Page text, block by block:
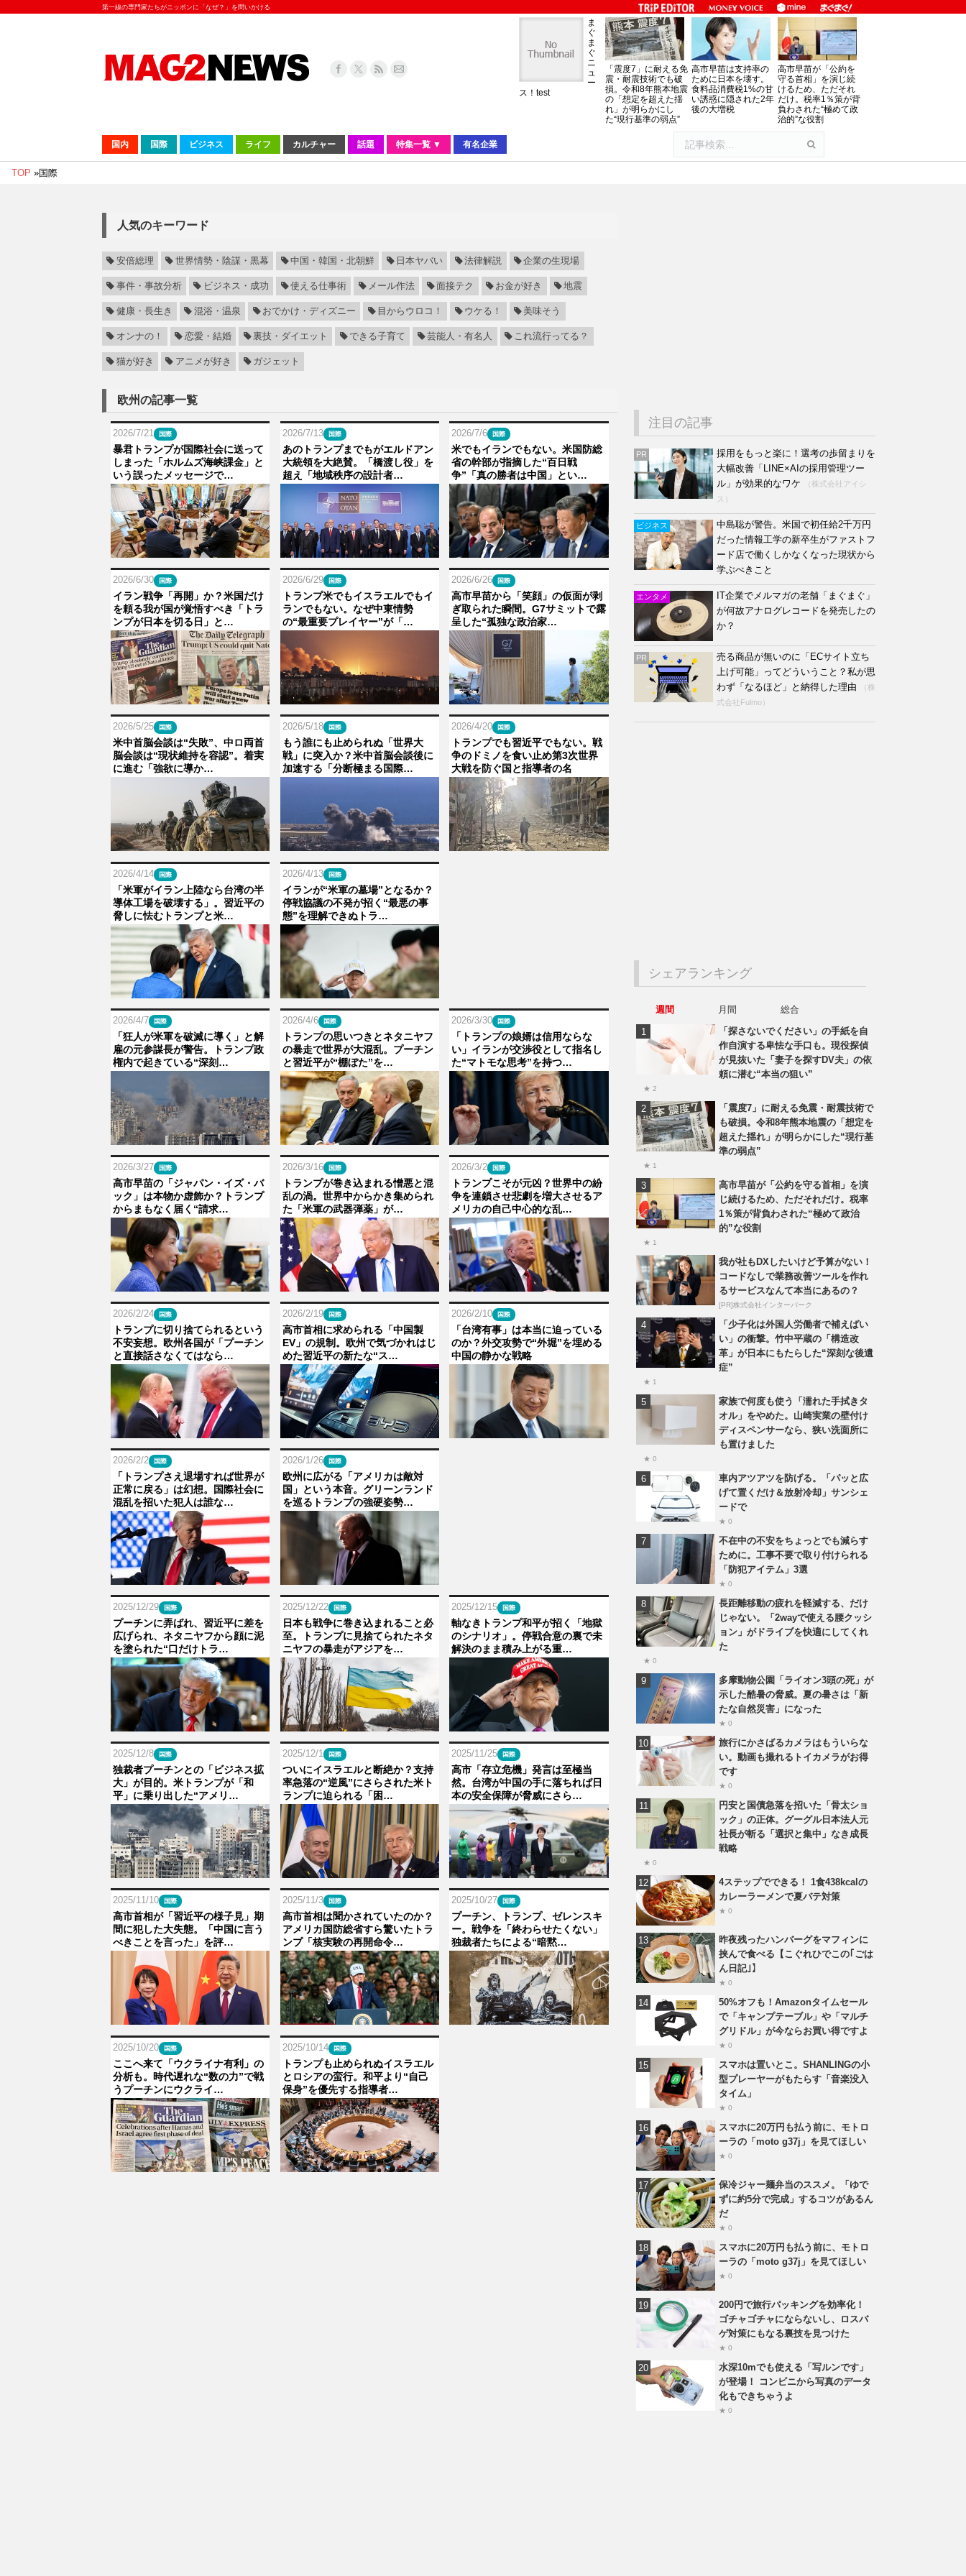
第一線の専門家たちがニッポンに「なぜ？」を問いかける
ま
ぐ
ま
ぐ
ニ
ュ
ー
ス！test
「震度7」に耐える免
震・耐震技術でも破
損。令和8年熊本地震
の「想定を超えた揺
れ」が明らかにし
た“現行基準の弱点”
高市早苗は支持率の
ために日本を壊す。
食料品消費税1%の甘
い誘惑に隠された2年
後の大増税
高市早苗が「公約を
守る首相」を演じ続
けるため、ただそれ
だけ。税率1％策が背
負わされた“極めて政
治的”な役割
国内 国際 ビジネス ライフ カルチャー 話題 特集一覧 ▼ 有名企業
TOP »国際
人気のキーワード
安倍総理 世界情勢・陰謀・黒幕 中国・韓国・北朝鮮 日本ヤバい 法律解説 企業の生現場
事件・事故分析 ビジネス・成功 使える仕事術 メール作法 面接テク お金が好き 地震
健康・長生き 混浴・温泉 おでかけ・ディズニー 目からウロコ！ ウケる！ 美味そう
オンナの！ 恋愛・結婚 裏技・ダイエット できる子育て 芸能人・有名人 これ流行ってる？
猫が好き アニメが好き ガジェット
欧州の記事一覧
2026/7/21 国際
暴君トランプが国際社会に送って
しまった「ホルムズ海峡課金」と
いう誤ったメッセージで…
2026/7/13 国際
あのトランプまでもがエルドアン
大統領を大絶賛。「橋渡し役」を
超え「地域秩序の設計者…
2026/7/6 国際
米でもイランでもない。米国防総
省の幹部が指摘した“百日戦
争”「真の勝者は中国」とい…
2026/6/30 国際
イラン戦争「再開」か？米国だけ
を頼る我が国が覚悟すべき「トラ
ンプが日本を切る日」と…
2026/6/29 国際
トランプ米でもイスラエルでもイ
ランでもない。なぜ中東情勢
の“最重要プレイヤー”が「…
2026/6/26 国際
高市早苗から「笑顔」の仮面が剥
ぎ取られた瞬間。G7サミットで露
呈した“孤独な政治家…
2026/5/25 国際
米中首脳会談は“失敗”、中ロ両首
脳会談は“現状維持を容認”。着実
に進む「強欲に導か…
2026/5/18 国際
もう誰にも止められぬ「世界大
戦」に突入か？米中首脳会談後に
加速する「分断極まる国際…
2026/4/20 国際
トランプでも習近平でもない。戦
争のドミノを食い止め第3次世界
大戦を防ぐ国と指導者の名
2026/4/14 国際
「米軍がイラン上陸なら台湾の半
導体工場を破壊する」。習近平の
脅しに怯むトランプと米…
2026/4/13 国際
イランが“米軍の墓場”となるか？
停戦協議の不発が招く“最悪の事
態”を理解できぬトラ…
2026/4/7 国際
「狂人が米軍を破滅に導く」と解
雇の元参謀長が警告。トランプ政
権内で起きている“深刻…
2026/4/6 国際
トランプの思いつきとネタニヤフ
の暴走で世界が大混乱。プーチン
と習近平が“棚ぼた”を…
2026/3/30 国際
「トランプの娘婿は信用ならな
い」イランが交渉役として指名し
た“マトモな思考”を持つ…
2026/3/27 国際
高市早苗の「ジャパン・イズ・バ
ック」は本物か虚飾か？トランプ
からまもなく届く“請求…
2026/3/16 国際
トランプが巻き込まれる憎悪と混
乱の渦。世界中からかき集められ
た「米軍の武器弾薬」が…
2026/3/2 国際
トランプこそが元凶？世界中の紛
争を連鎖させ悲劇を増大させるア
メリカの自己中心的な乱…
2026/2/24 国際
トランプに切り捨てられるという
不安妄想。欧州各国が「プーチン
と直接話さなくてはなら…
2026/2/19 国際
高市首相に求められる「中国製
EV」の規制。欧州で気づかれはじ
めた習近平の新たな“ス…
2026/2/10 国際
「台湾有事」は本当に迫っている
のか？外交攻勢で“外堀”を埋める
中国の静かな戦略
2026/2/2 国際
「トランプさえ退場すれば世界が
正常に戻る」は幻想。国際社会に
混乱を招いた犯人は誰な…
2026/1/26 国際
欧州に広がる「アメリカは敵対
国」という本音。グリーンランド
を巡るトランプの強硬姿勢…
2025/12/29 国際
プーチンに弄ばれ、習近平に差を
広げられ、ネタニヤフから顔に泥
を塗られた“口だけトラ…
2025/12/22 国際
日本も戦争に巻き込まれること必
至。トランプに見捨てられたネタ
ニヤフの暴走がアジアを…
2025/12/15 国際
軸なきトランプ和平が招く「地獄
のシナリオ」。停戦合意の裏で未
解決のまま積み上がる重…
2025/12/8 国際
独裁者プーチンとの「ビジネス拡
大」が目的。米トランプが「和
平」に乗り出した“アメリ…
2025/12/1 国際
ついにイスラエルと断絶か？支持
率急落の“逆風”にさらされた米ト
ランプに迫られる「困…
2025/11/25 国際
高市「存立危機」発言は至極当
然。台湾が中国の手に落ちれば日
本の安全保障が脅威にさら…
2025/11/10 国際
高市首相が「習近平の様子見」期
間に犯した大失態。「中国に言う
べきことを言った」を評…
2025/11/3 国際
高市首相は聞かされていたのか？
アメリカ国防総省すら驚いたトラ
ンプ「核実験の再開命令…
2025/10/27 国際
プーチン、トランプ、ゼレンスキ
ー。戦争を「終わらせたくない」
独裁者たちによる“暗黙…
2025/10/20 国際
ここへ来て「ウクライナ有利」の
分析も。時代遅れな“数の力”で戦
うプーチンにウクライ…
2025/10/14 国際
トランプも止められぬイスラエル
とロシアの蛮行。和平より“自己
保身”を優先する指導者…
注目の記事
PR
採用をもっと楽に！選考の歩留まりを
大幅改善「LINE×AIの採用管理ツー
ル」が効果的なワケ
（株式会社アイシ
ス）
ビジネス
中島聡が警告。米国で初任給2千万円
だった情報工学の新卒生がファストフ
ード店で働くしかなくなった現状から
学ぶべきこと
エンタメ
IT企業でメルマガの老舗「まぐまぐ」
が何故アナログレコードを発売したの
か？
PR
売る商品が無いのに「ECサイト立ち
上げ可能」ってどういうこと？私が思
わず「なるほど」と納得した理由
（株
式会社Fulmo）
シェアランキング
週間 月間
総合
「探さないでください」の手紙を自
作自演する卑怯な手口も。現役探偵
が見抜いた「妻子を探すDV夫」の依
頼に潜む“本当の狙い”
★ 2
「震度7」に耐える免震・耐震技術で
も破損。令和8年熊本地震の「想定を
超えた揺れ」が明らかにした“現行基
準の弱点”
★ 1
高市早苗が「公約を守る首相」を演
じ続けるため、ただそれだけ。税率
1％策が背負わされた“極めて政治
的”な役割
★ 1
我が社もDXしたいけど予算がない！
コードなしで業務改善ツールを作れ
るサービスなんて本当にあるの？
[PR]株式会社インターパーク
「少子化は外国人労働者で補えばい
い」の衝撃。竹中平蔵の「構造改
革」が日本にもたらした“深刻な後遺
症”
★ 1
家族で何度も使う「濡れた手拭きタ
オル」をやめた。山崎実業の壁付け
ディスペンサーなら、狭い洗面所に
も置けました
★ 0
車内アツアツを防げる。「パッと広
げて置くだけ＆放射冷却」サンシェ
ードで
★ 0
不在中の不安をちょっとでも減らす
ために。工事不要で取り付けられる
「防犯アイテム」3選
★ 0
長距離移動の疲れを軽減する、だけ
じゃない。「2wayで使える腰クッシ
ョン」がドライブを快適にしてくれ
た
★ 0
多摩動物公園「ライオン3頭の死」が
示した酷暑の脅威。夏の暑さは「新
たな自然災害」になった
★ 0
旅行にかさばるカメラはもういらな
い。動画も撮れるトイカメラがお得
です
★ 0
円安と国債急落を招いた「骨太ショ
ック」の正体。グーグル日本法人元
社長が斬る「選択と集中」なき成長
戦略
★ 0
4ステップでできる！ 1食438kcalの
カレーラーメンで夏バテ対策
★ 0
昨夜残ったハンバーグをマフィンに
挟んで食べる【こぐれひでこの｢ごは
ん日記｣】
★ 0
50%オフも！Amazonタイムセール
で「キャンプテーブル」や「マルチ
グリドル」が今ならお買い得ですよ
★ 0
スマホは置いとこ。SHANLINGの小
型プレーヤーがもたらす「音楽没入
タイム」
★ 0
スマホに20万円も払う前に、モトロ
ーラの「moto g37j」を見てほしい
★ 0
保冷ジャー麺弁当のススメ。「ゆで
ずに約5分で完成」するコツがあるん
だ
★ 0
スマホに20万円も払う前に、モトロ
ーラの「moto g37j」を見てほしい
★ 0
200円で旅行パッキングを効率化！
ゴチャゴチャにならないし、ロスバ
ゲ対策にもなる裏技を見つけた
★ 0
水深10mでも使える「写ルンです」
が登場！ コンビニから写真のデータ
化もできちゃうよ
★ 0